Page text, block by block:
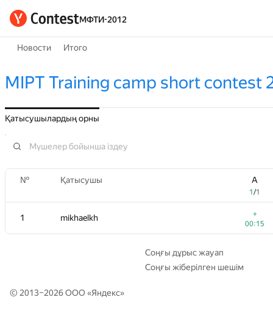
МФТИ-2012
Новости Итого
MIPT Training camp short contest
Қатысушылардың орны
№ Қатысушы A
1/1
1 mikhaelkh
+
00:15
№ Қатысушы A
1/1
1 mikhaelkh
+
00:15
Соңғы дұрыс жауап
Соңғы жіберілген шешім
© 2013–2026 ООО «Яндекс»